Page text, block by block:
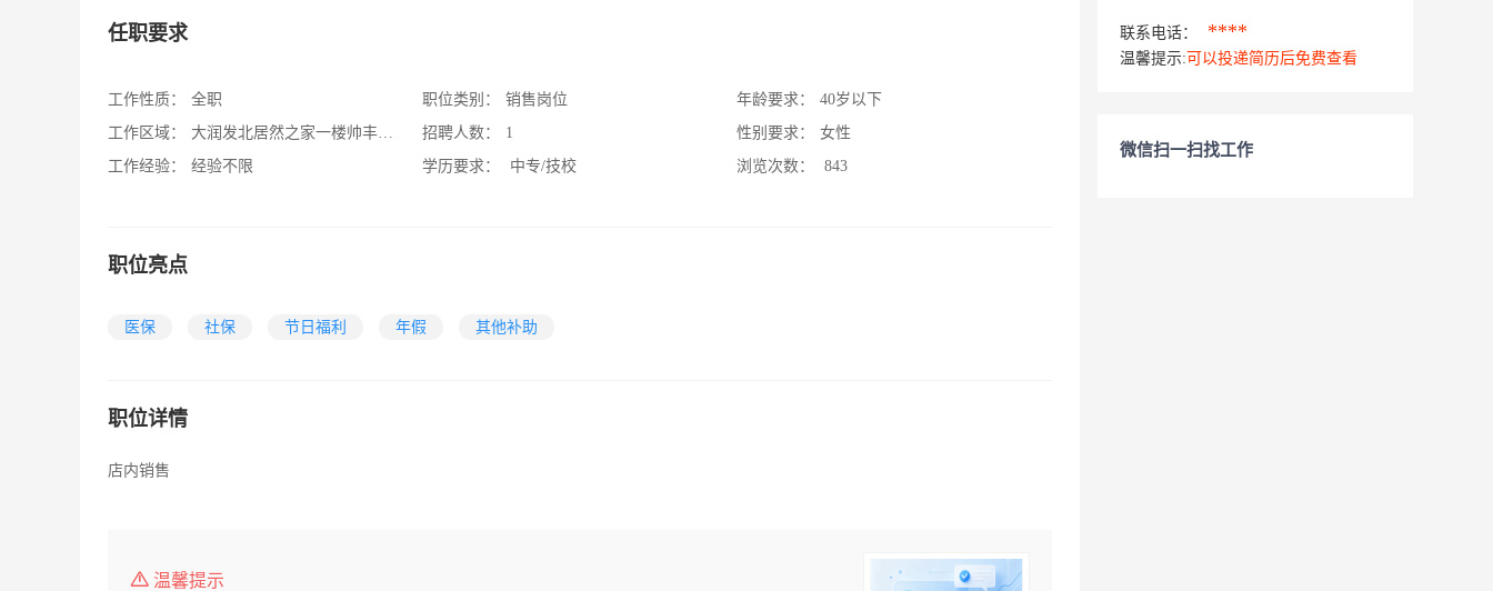
任职要求
工作性质：
全职
工作区域：
大润发北居然之家一楼帅丰集成灶
工作经验：
经验不限
职位类别：
销售岗位
招聘人数：
1
学历要求：
中专/技校
年龄要求：
40岁以下
性别要求：
女性
浏览次数：
843
职位亮点
医保 社保 节日福利 年假 其他补助
职位详情
店内销售
温馨提示
联系电话： ****
温馨提示: 可以投递简历后免费查看
微信扫一扫找工作